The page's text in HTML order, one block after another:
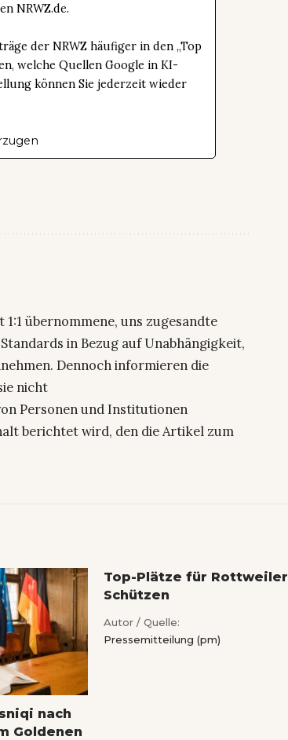
NRWZ.de.
der NRWZ häufiger in den „Top
welche Quellen Google in KI-
können Sie jederzeit wieder
übernommene, uns zugesandte
in Bezug auf Unabhängigkeit,
Dennoch informieren die
nicht
Personen und Institutionen
berichtet wird, den die Artikel zum
nach
Goldenen
Top-Plätze für Rottweiler
Schützen
Autor / Quelle:
Pressemitteilung (pm)